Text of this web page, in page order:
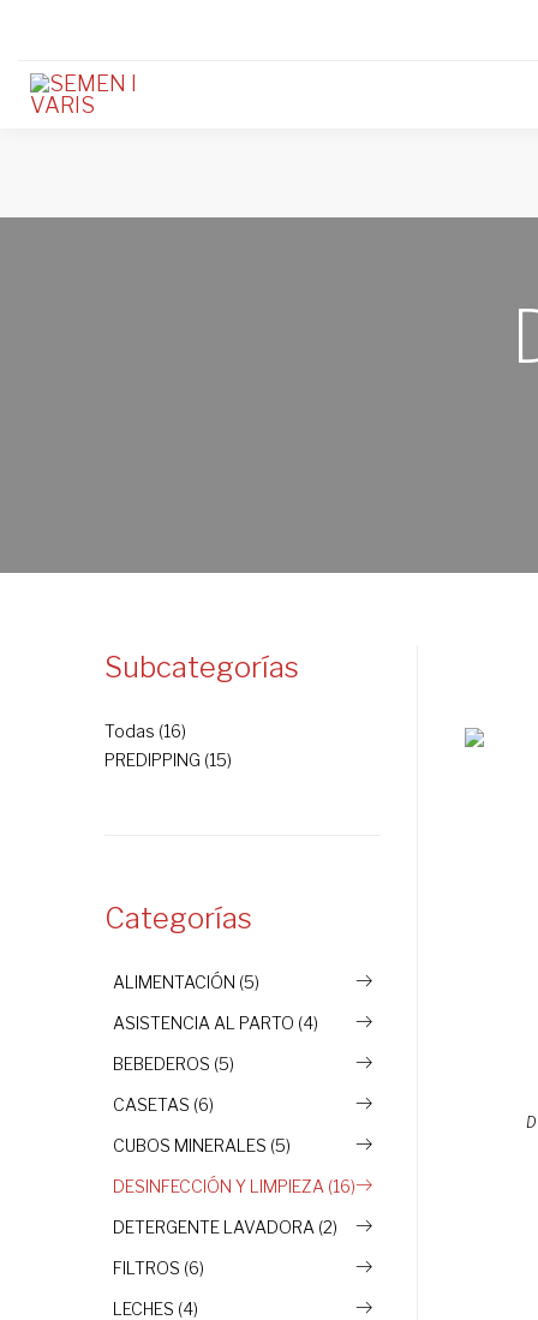
Subcategorías
Todas (16)
PREDIPPING (15)
Categorías
ALIMENTACIÓN (5)
ASISTENCIA AL PARTO (4)
BEBEDEROS (5)
CASETAS (6)
CUBOS MINERALES (5)
DESINFECCIÓN Y LIMPIEZA (16)
DETERGENTE LAVADORA (2)
FILTROS (6)
LECHES (4)